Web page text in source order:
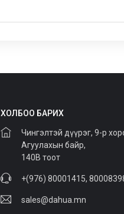
ХОЛБОО БАРИХ
Чингэлтэй дүүрэг, 9-р
Агуулахын байр,
140В тоот
+(976) 80001415,
sales@dahua.mn